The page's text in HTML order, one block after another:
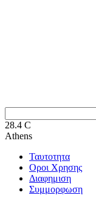
28.4 C
Athens
Ταυτοτητα
Οροι Χρησης
Διαφημιση
Συμμορφωση